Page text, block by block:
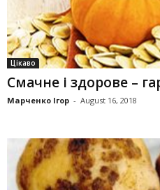
Цікаво
Смачне і здорове –
Марченко Ігор - August 16, 2018